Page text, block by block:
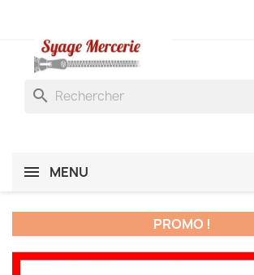
search
MENU
PROMO !